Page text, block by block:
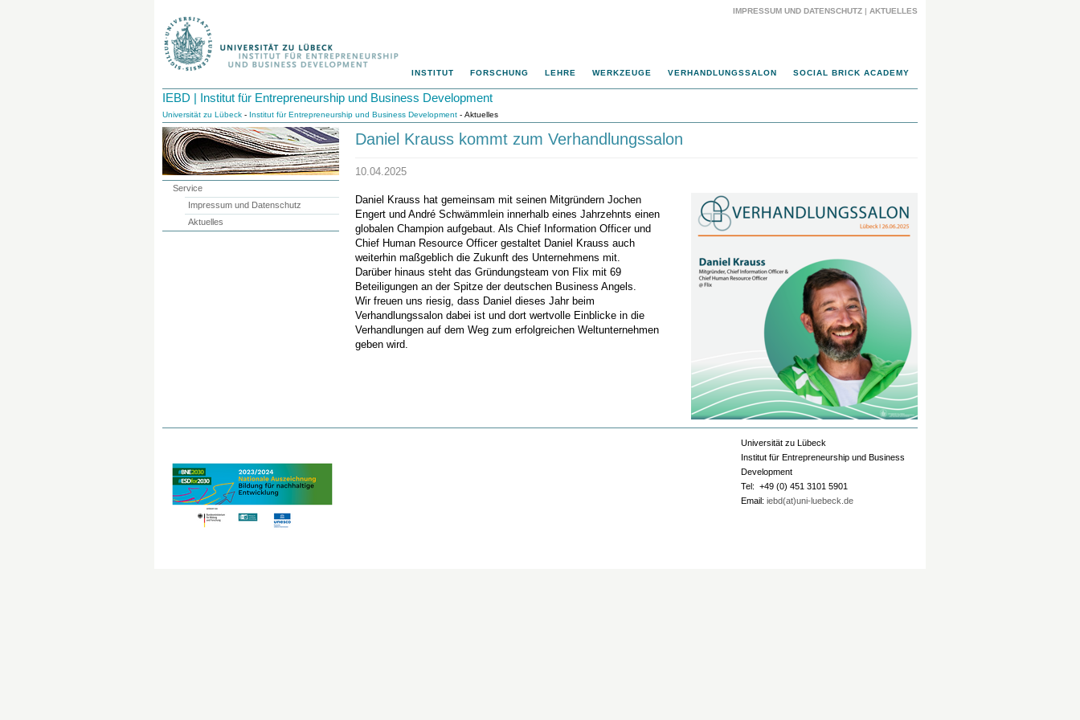
IMPRESSUM UND DATENSCHUTZ | AKTUELLES
INSTITUT FORSCHUNG LEHRE WERKZEUGE VERHANDLUNGSSALON SOCIAL BRICK ACADEMY
IEBD | Institut für Entrepreneurship und Business Development
Universität zu Lübeck - Institut für Entrepreneurship und Business Development - Aktuelles
Daniel Krauss kommt zum Verhandlungssalon
10.04.2025
Daniel Krauss hat gemeinsam mit seinen Mitgründern Jochen
Engert und André Schwämmlein innerhalb eines Jahrzehnts einen
globalen Champion aufgebaut. Als Chief Information Officer und
Chief Human Resource Officer gestaltet Daniel Krauss auch
weiterhin maßgeblich die Zukunft des Unternehmens mit.
Darüber hinaus steht das Gründungsteam von Flix mit 69
Beteiligungen an der Spitze der deutschen Business Angels.
Wir freuen uns riesig, dass Daniel dieses Jahr beim
Verhandlungssalon dabei ist und dort wertvolle Einblicke in die
Verhandlungen auf dem Weg zum erfolgreichen Weltunternehmen
geben wird.
Service
Impressum und Datenschutz
Aktuelles
Universität zu Lübeck
Institut für Entrepreneurship und Business
Development
Tel: +49 (0) 451 3101 5901
Email: iebd(at)uni-luebeck.de